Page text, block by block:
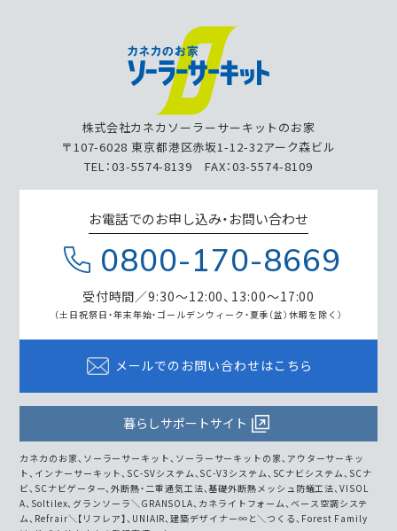
株式会社カネカソーラーサーキットのお家
〒107-6028 東京都港区赤坂1-12-32アーク森ビル
TEL：03-5574-8139 FAX：03-5574-8109
お電話でのお申し込み・お問い合わせ
0800-170-8669
受付時間／9:30～12:00、13:00～17:00
（土日祝祭日・年末年始・ゴールデンウィーク・夏季（盆）休暇を除く）
メールでのお問い合わせはこちら
暮らしサポートサイト
カネカのお家、ソーラーサーキット、ソーラーサーキットの家、アウターサーキッ
ト、インナーサーキット、SC-SVシステム、SC-V3システム、SCナビシステム、SCナ
ビ、SCナビゲーター、外断熱・二重通気工法、基礎外断熱メッシュ防蟻工法、VISOL
A、Soltilex、グランソーラ＼GRANSOLA、カネライトフォーム、ベース空調システ
ム、Refrair＼【リフレア】、UNIAIR、建築デザイナー∞と＼つくる、Forest Family